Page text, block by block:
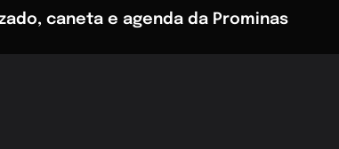
caneta e agenda da Prominas